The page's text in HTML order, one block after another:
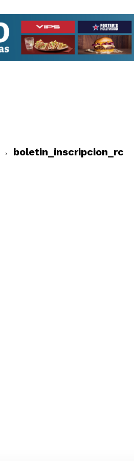
boletin_inscripcion_rc